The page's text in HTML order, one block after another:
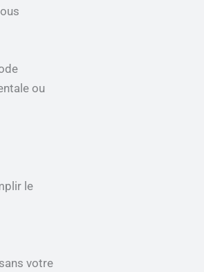
ou
le
votre